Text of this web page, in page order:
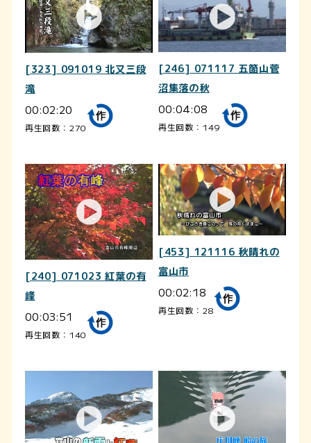
[323] 091019 北又三段
滝
00:02:20
再生回数：270
[246] 071117 五箇山菅
沼集落の秋
00:04:08
再生回数：149
[240] 071023 紅葉の有
峰
00:03:51
再生回数：140
[453] 121116 秋晴れの
富山市
00:02:18
再生回数：28